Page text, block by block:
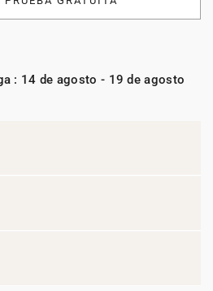
: 14 de agosto - 19 de agosto